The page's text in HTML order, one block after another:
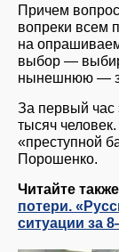
Причем
вопреки всем
на
выбор —
нынешнюю —
За первый час
тысяч
«преступной
Порошенко.
Читайте
потери.
ситуации за